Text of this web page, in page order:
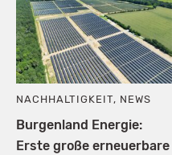
NACHHALTIGKEIT, NEWS
Burgenland Energie:
Erste große erneuerbare